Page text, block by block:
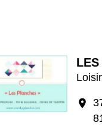
LES
location_on